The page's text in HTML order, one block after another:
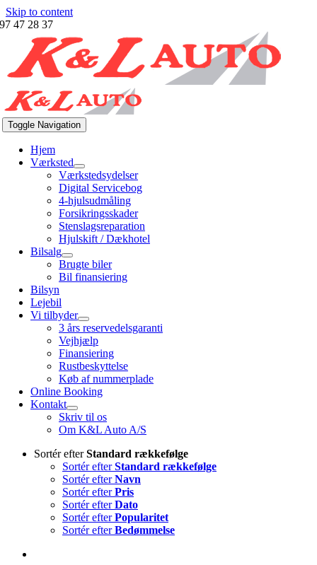
Skip to content
97 47 28 37
Toggle Navigation
Hjem
Værksted
Værkstedsydelser
Digital Servicebog
4-hjulsudmåling
Forsikringsskader
Stenslagsreparation
Hjulskift / Dækhotel
Bilsalg
Brugte biler
Bil finansiering
Bilsyn
Lejebil
Vi tilbyder
3 års reservedelsgaranti
Vejhjælp
Finansiering
Rustbeskyttelse
Køb af nummerplade
Online Booking
Kontakt
Skriv til os
Om K&L Auto A/S
Sortér efterStandard rækkefølge
Sortér efterStandard rækkefølge
Sortér efterNavn
Sortér efterPris
Sortér efterDato
Sortér efterPopularitet
Sortér efterBedømmelse